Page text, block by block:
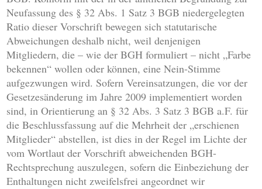
Neufassung des § 32 Abs. 1 Satz 3 BGB niedergelegten
Ratio dieser Vorschrift bewegen sich statutarische
Abweichungen deshalb nicht, weil denjenigen
Mitgliedern, die – wie der BGH formuliert – nicht „Farbe
bekennen“ wollen oder können, eine Nein-Stimme
aufgezwungen wird. Sofern Vereinsatzungen, die vor der
Gesetzesänderung im Jahre 2009 implementiert worden
sind, in Orientierung an § 32 Abs. 3 Satz 3 BGB a.F. für
die Beschlussfassung auf die Mehrheit der „erschienen
Mitglieder“ abstellen, ist dies in der Regel im Lichte der
vom Wortlaut der Vorschrift abweichenden BGH-
Rechtsprechung auszulegen, sofern die Einbeziehung der
Enthaltungen nicht zweifelsfrei angeordnet wir